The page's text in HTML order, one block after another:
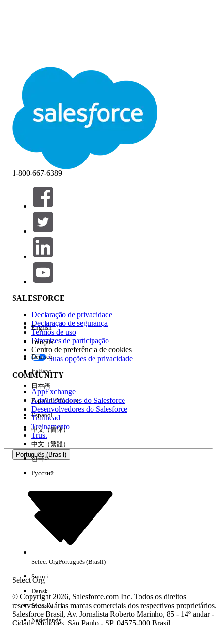
1-800-667-6389
SALESFORCE
Declaração de privacidade
Declaração de segurança
Termos de uso
Diretrizes de participação
Centro de preferência de cookies
Suas opções de privacidade
COMMUNITY
AppExchange
Administradores do Salesforce
Desenvolvedores do Salesforce
Trailhead
Treinamento
Trust
Português (Brasil)
Select Org
English
Français
Deutsch
Italiano
日本語
Español (México)
Español
中文（简体）
中文（繁體）
한국어
Русский
Select OrgPortuguês (Brasil)
Suomi
Dansk
Svenska
Nederlands
© Copyright 2026, Salesforce.com Inc. Todos os direitos
reservados. Várias marcas comerciais dos respectivos proprietários.
Salesforce Brasil, Av. Jornalista Roberto Marinho, 85 - 14º andar -
Cidade Monções, São Paulo - SP, 04575-000 Brasil